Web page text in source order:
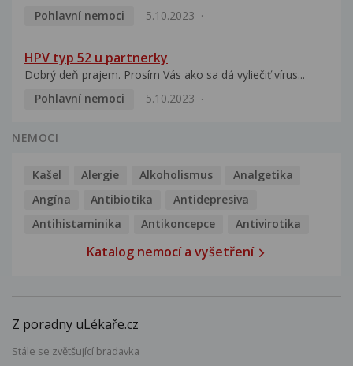
Pohlavní nemoci
5.10.2023
HPV typ 52 u partnerky
Dobrý deň prajem. Prosím Vás ako sa dá vyliečiť vírus...
Pohlavní nemoci
5.10.2023
NEMOCI
Kašel Alergie Alkoholismus
Analgetika
Angína
Antibiotika
Antidepresiva
Antihistaminika
Antikoncepce Antivirotika
Katalog nemocí a vyšetření
Z poradny uLékaře.cz
Stále se zvětšující bradavka